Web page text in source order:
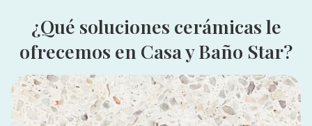
¿Qué soluciones cerámicas le
ofrecemos en Casa y Baño Star?